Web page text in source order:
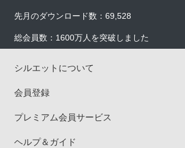
先月のダウンロード数：69,528
総会員数：1600万人を突破しました
シルエットについて
会員登録
プレミアム会員サービス
ヘルプ＆ガイド